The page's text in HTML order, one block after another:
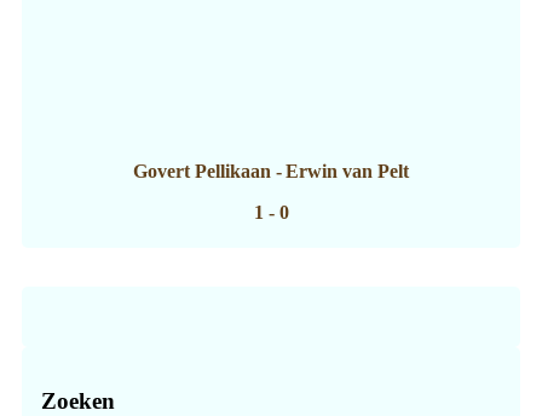
Govert Pellikaan - Erwin van Pelt
1 - 0
Zoeken